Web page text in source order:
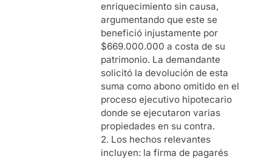
enriquecimiento sin causa,
argumentando que este se
benefició injustamente por
$669.000.000 a costa de su
patrimonio. La demandante
solicitó la devolución de esta
suma como abono omitido en el
proceso ejecutivo hipotecario
donde se ejecutaron varias
propiedades en su contra.
2. Los hechos relevantes
incluyen: la firma de pagarés